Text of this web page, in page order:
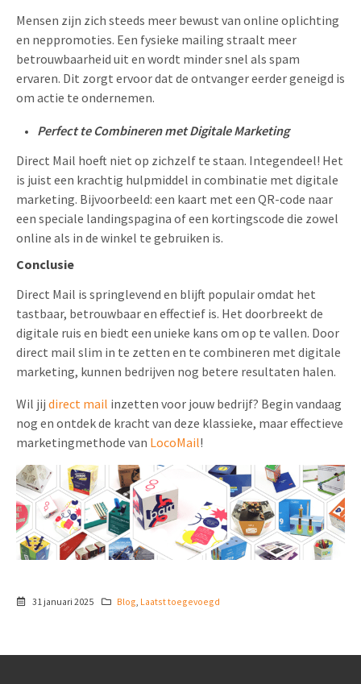
Mensen zijn zich steeds meer bewust van online oplichting
en neppromoties. Een fysieke mailing straalt meer
betrouwbaarheid uit en wordt minder snel als spam
ervaren. Dit zorgt ervoor dat de ontvanger eerder geneigd is
om actie te ondernemen.
Perfect te Combineren met Digitale Marketing
Direct Mail hoeft niet op zichzelf te staan. Integendeel! Het
is juist een krachtig hulpmiddel in combinatie met digitale
marketing. Bijvoorbeeld: een kaart met een QR-code naar
een speciale landingspagina of een kortingscode die zowel
online als in de winkel te gebruiken is.
Conclusie
Direct Mail is springlevend en blijft populair omdat het
tastbaar, betrouwbaar en effectief is. Het doorbreekt de
digitale ruis en biedt een unieke kans om op te vallen. Door
direct mail slim in te zetten en te combineren met digitale
marketing, kunnen bedrijven nog betere resultaten halen.
Wil jij direct mail inzetten voor jouw bedrijf? Begin vandaag
nog en ontdek de kracht van deze klassieke, maar effectieve
marketingmethode van LocoMail!
31 januari 2025 Blog Laatst toegevoegd